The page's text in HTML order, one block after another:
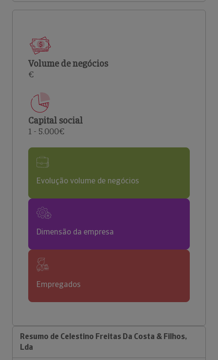
Volume de negócios
€
Capital social
1 - 5.000€
Evolução volume de negócios
Dimensão da empresa
Empregados
Resumo de Celestino Freitas Da Costa & Filhos,
Lda